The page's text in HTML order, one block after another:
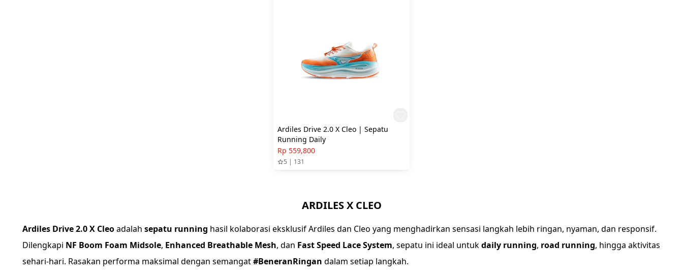
Ardiles Drive 2.0 X Cleo | Sepatu
Running Daily
Rp 559,800
5 | 131
ARDILES X CLEO
Ardiles Drive 2.0 X Cleoadalah sepatu running hasil kolaborasi eksklusif Ardiles dan Cleo yang menghadirkan sensasi langkah lebih ringan, nyaman, dan responsif.
Dilengkapi NF Boom Foam Midsole, Enhanced Breathable Mesh, dan Fast Speed Lace System, sepatu ini ideal untukdaily running, road running, hingga aktivitas
sehari-hari. Rasakan performa maksimal dengan semangat#BeneranRingan dalam setiap langkah.